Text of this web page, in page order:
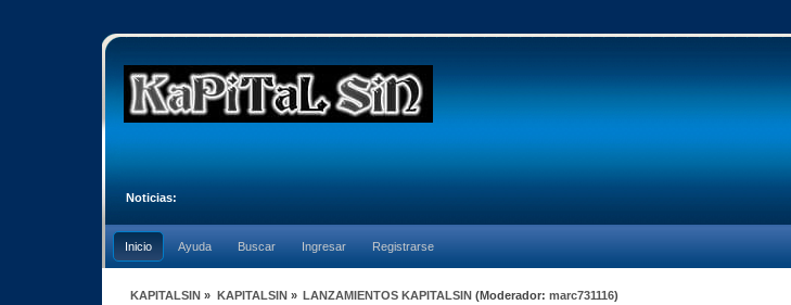
Noticias:
Inicio Ayuda Buscar Ingresar Registrarse
KAPITALSIN » KAPITALSIN» LANZAMIENTOS KAPITALSIN (Moderador:marc731116)